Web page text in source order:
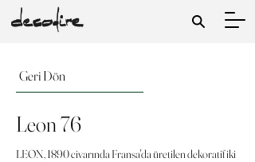
Geri Dön
Leon 76
LEON, 1890 civarında Fransa'da üretilen dekoratif iki